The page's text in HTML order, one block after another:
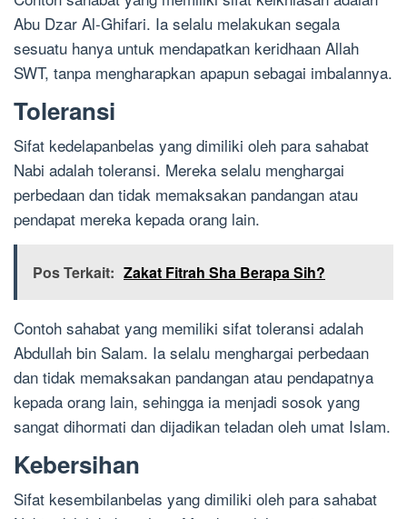
Abu Dzar Al-Ghifari. Ia selalu melakukan segala
sesuatu hanya untuk mendapatkan keridhaan Allah
SWT, tanpa mengharapkan apapun sebagai imbalannya.
Toleransi
Sifat kedelapanbelas yang dimiliki oleh para sahabat
Nabi adalah toleransi. Mereka selalu menghargai
perbedaan dan tidak memaksakan pandangan atau
pendapat mereka kepada orang lain.
Pos Terkait: Zakat Fitrah Sha Berapa Sih?
Contoh sahabat yang memiliki sifat toleransi adalah
Abdullah bin Salam. Ia selalu menghargai perbedaan
dan tidak memaksakan pandangan atau pendapatnya
kepada orang lain, sehingga ia menjadi sosok yang
sangat dihormati dan dijadikan teladan oleh umat Islam.
Kebersihan
Sifat kesembilanbelas yang dimiliki oleh para sahabat